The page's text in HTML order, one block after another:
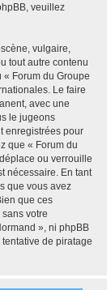
veuillez
vulgaire,
tout autre contenu
Forum du Groupe
Le faire
avec une
le jugeons
enregistrées pour
que « Forum du
ou verrouille
nécessaire. En tant
que vous avez
que ces
votre
», ni phpBB
de piratage